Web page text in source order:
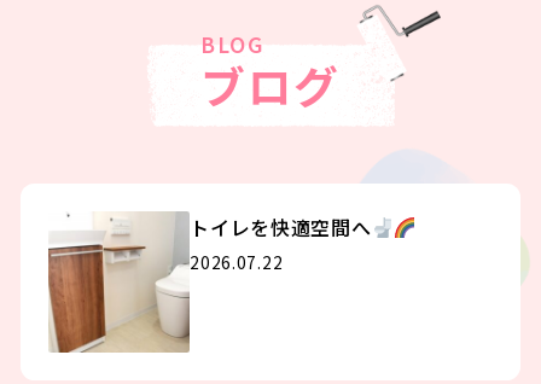
ブログ
トイレを快適空間へ
2026.07.22